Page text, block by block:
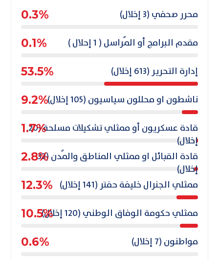
محرر صحفي (3 إخلال) 0.3%
مقدم البرامج أو المٌراسل ( 1 إحلال ) 0.1%
إدارة التحرير (613 إخلال) 53.5%
ناشطون او محللون سياسيون (105 إخلال) 9.2%
قادة عسكريون أو ممثلي تشكيلات مسلحة (20
إخلال)
1.7%
قادة القبائل او ممثلي المناطق والمٌدن (32
إخلال)
2.8%
ممثلي الجنرال خليفة حفتر (141 إخلال) 12.3%
ممثلي حكومة الوفاق الوطني (120 إخلال) 10.5%
مواطنون (7 إخلال) 0.6%